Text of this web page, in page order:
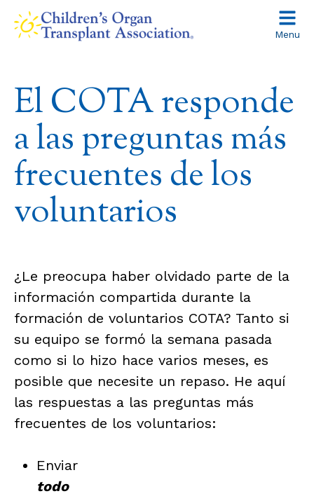
Skip
Menu
El COTA responde
a las preguntas más
frecuentes de los
voluntarios
¿Le preocupa haber olvidado parte de la
información compartida durante la
formación de voluntarios COTA? Tanto si
su equipo se formó la semana pasada
como si lo hizo hace varios meses, es
posible que necesite un repaso. He aquí
las respuestas a las preguntas más
frecuentes de los voluntarios:
Enviar
todo